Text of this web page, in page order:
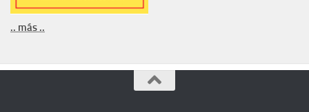
.. más ..